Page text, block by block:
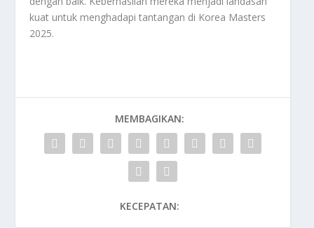
kuat untuk menghadapi tantangan di Korea Masters
2025.
MEMBAGIKAN:
KECEPATAN: